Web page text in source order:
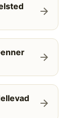
arrow_forward
arrow_forward
arrow_forward